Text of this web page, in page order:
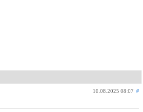
10.08.2025 08:07 #